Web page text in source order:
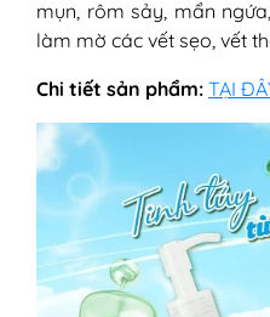
mụn, rôm sảy, mẩn
làm mờ các vết sẹo, vết
Chi tiết sản phẩm: TẠI